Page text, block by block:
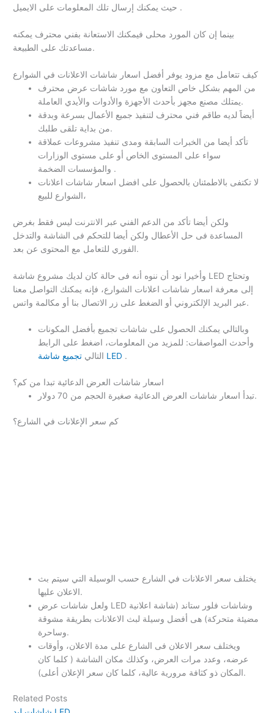
حيث يمكنك إرسال تلك المعلومات على الايميل .
بينما إن كان المورد محلى فيمكنك الاستعانة بفني محترف يمكنه
مساعدتك على الطبيعة.
كيف تتعامل مع مزود يوفر أفضل اسعار شاشات الاعلانات في الشوارع
من المهم بشكل خاص التعاون مع مورد شاشات عرض محترف
يمتلك مصنع مجهز بأحدث الأجهزة والأدوات والأيدي العاملة.
أيضاََ لديه طاقم فني محترف لتنفيذ جميع الأعمال بسرعة وبدقة
من بداية تلقى طلبك.
تأكد أيضا من الخبرات السابقة ومدى تنفيذ مشروعات عملاقة
سواء على المستوى الخاص أو على مستوى الوزارات
والمؤسسات الضخمة .
لا تكتفى بالاطمئنان بالحصول على افضل اسعار شاشات اعلانات
الشوارع للبيع،
ولكن أيضا تأكد من الدعم الفني عبر الانترنت ليس فقط بغرض
المساعدة فى حل الأعطال ولكن أيضا للتحكم فى الشاشة والتدخل
الفوري للتعامل مع المحتوى عن بعد.
وأخيرا نود أن ننوه أنه فى حالة كان لديك مشروع شاشة LED وتحتاج
إلى معرفة اسعار شاشات اعلانات الشوارع، فإنه يمكنك التواصل معنا
عبر البريد الإلكتروني أو الضغط على زر الاتصال بنا أو مكالمة واتس.
وبالتالي يمكنك الحصول على شاشات تجميع بأفضل المكونات
وأحدث المواصفات: للمزيد من المعلومات، اضغط على الرابط
التالي تجميع شاشة LED .
اسعار شاشات العرض الدعائية تبدا من كم؟
تبدأ اسعار شاشات العرض الدعائية صغيرة الحجم من 70 دولار.
كم سعر الإعلانات في الشارع؟
يختلف سعر الاعلانات في الشارع حسب الوسيلة التي سيتم بث
الاعلان عليها.
ولعل شاشات عرض LED وشاشات فلور ستاند (شاشة اعلانية
مضيئة متحركة) هى أفضل وسيلة لبث الاعلانات بطريقة مشوقة
وساحرة.
ويختلف سعر الاعلان فى الشارع على مدة الاعلان، وأوقات
عرضه، وعدد مرات العرض، وكذلك مكان الشاشة ( كلما كان
المكان ذو كثافة مرورية عالية، كلما كان سعر الإعلان أعلى).
Related Posts